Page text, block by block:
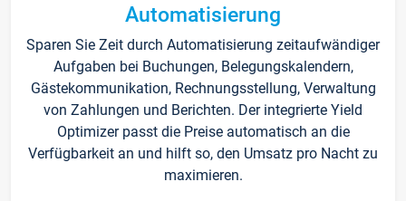
Automatisierung
Sparen Sie Zeit durch Automatisierung zeitaufwändiger
Aufgaben bei Buchungen, Belegungskalendern,
Gästekommunikation, Rechnungsstellung, Verwaltung
von Zahlungen und Berichten. Der integrierte Yield
Optimizer passt die Preise automatisch an die
Verfügbarkeit an und hilft so, den Umsatz pro Nacht zu
maximieren.